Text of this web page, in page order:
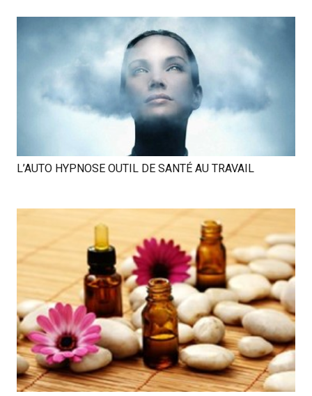
L’AUTO HYPNOSE OUTIL DE SANTÉ AU TRAVAIL